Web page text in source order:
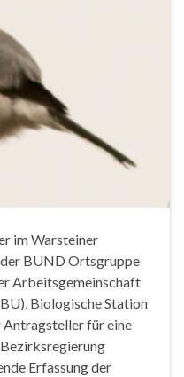
im Warsteiner
BUND Ortsgruppe
Arbeitsgemeinschaft
Biologische Station
für eine
Erfassung der